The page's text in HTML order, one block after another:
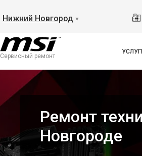
Нижний Новгород ▼
Сервисный ремонт
Ремонт
Новгороде